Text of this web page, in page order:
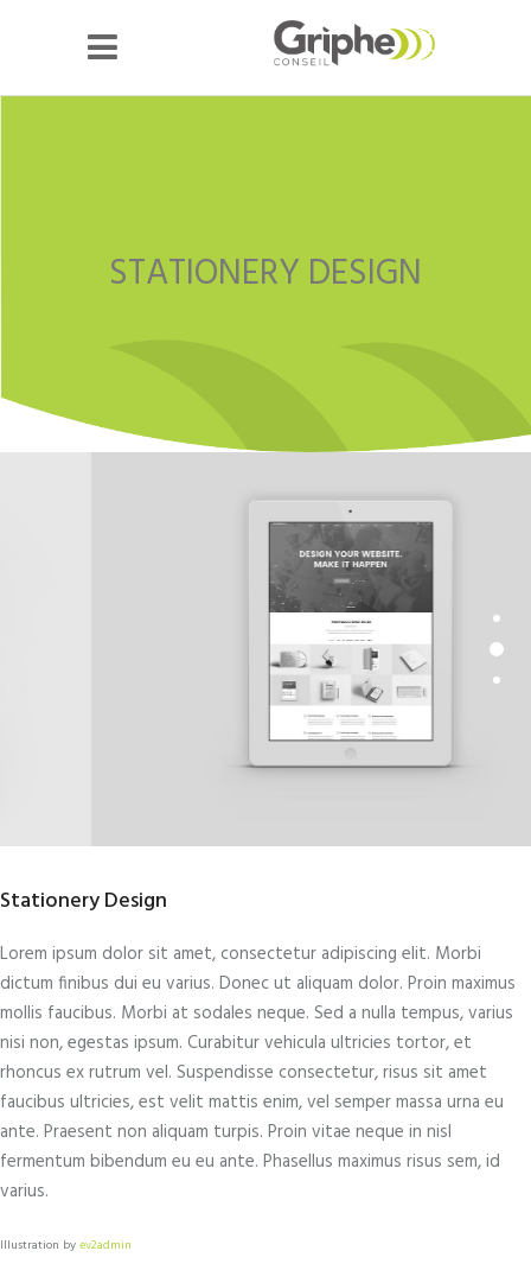
STATIONERY DESIGN
Stationery Design
Lorem ipsum dolor sit amet, consectetur adipiscing elit. Morbi
dictum finibus dui eu varius. Donec ut aliquam dolor. Proin maximus
mollis faucibus. Morbi at sodales neque. Sed a nulla tempus, varius
nisi non, egestas ipsum. Curabitur vehicula ultricies tortor, et
rhoncus ex rutrum vel. Suspendisse consectetur, risus sit amet
faucibus ultricies, est velit mattis enim, vel semper massa urna eu
ante. Praesent non aliquam turpis. Proin vitae neque in nisl
fermentum bibendum eu eu ante. Phasellus maximus risus sem, id
varius.
Illustration byev2admin